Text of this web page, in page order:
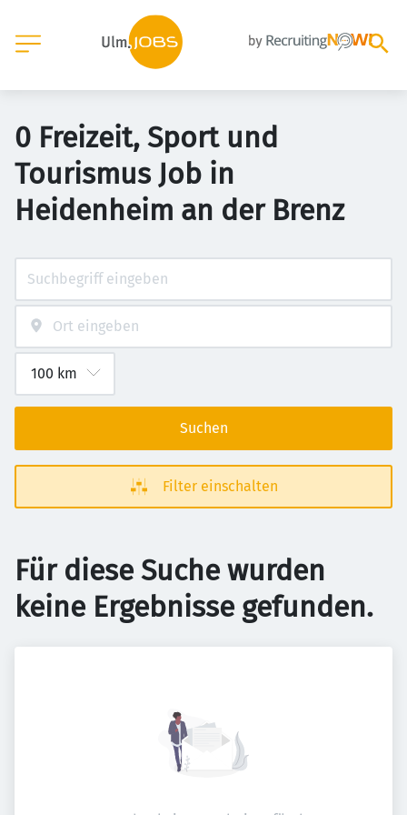
0 Freizeit, Sport und
Tourismus Job in
Heidenheim an der Brenz
Suchen
Filter einschalten
Für diese Suche wurden
keine Ergebnisse gefunden.